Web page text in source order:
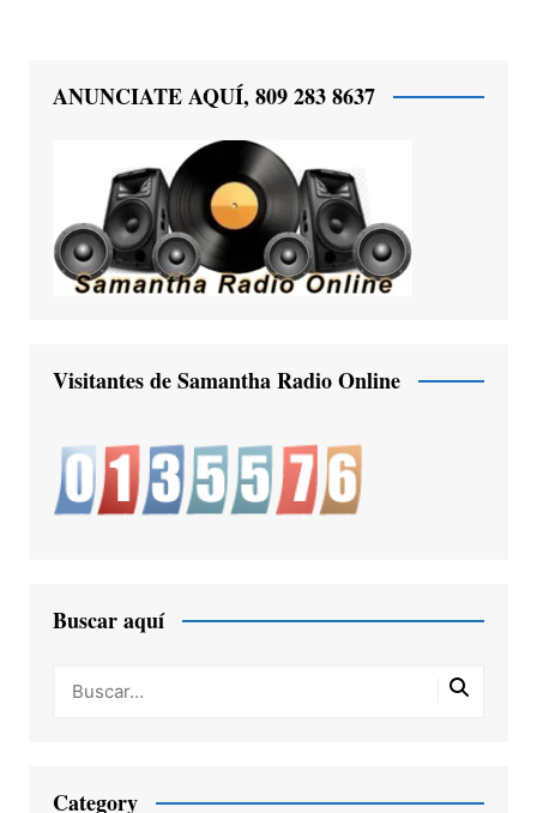
ANUNCIATE AQUÍ, 809 283 8637
Visitantes de Samantha Radio Online
Buscar aquí
Category